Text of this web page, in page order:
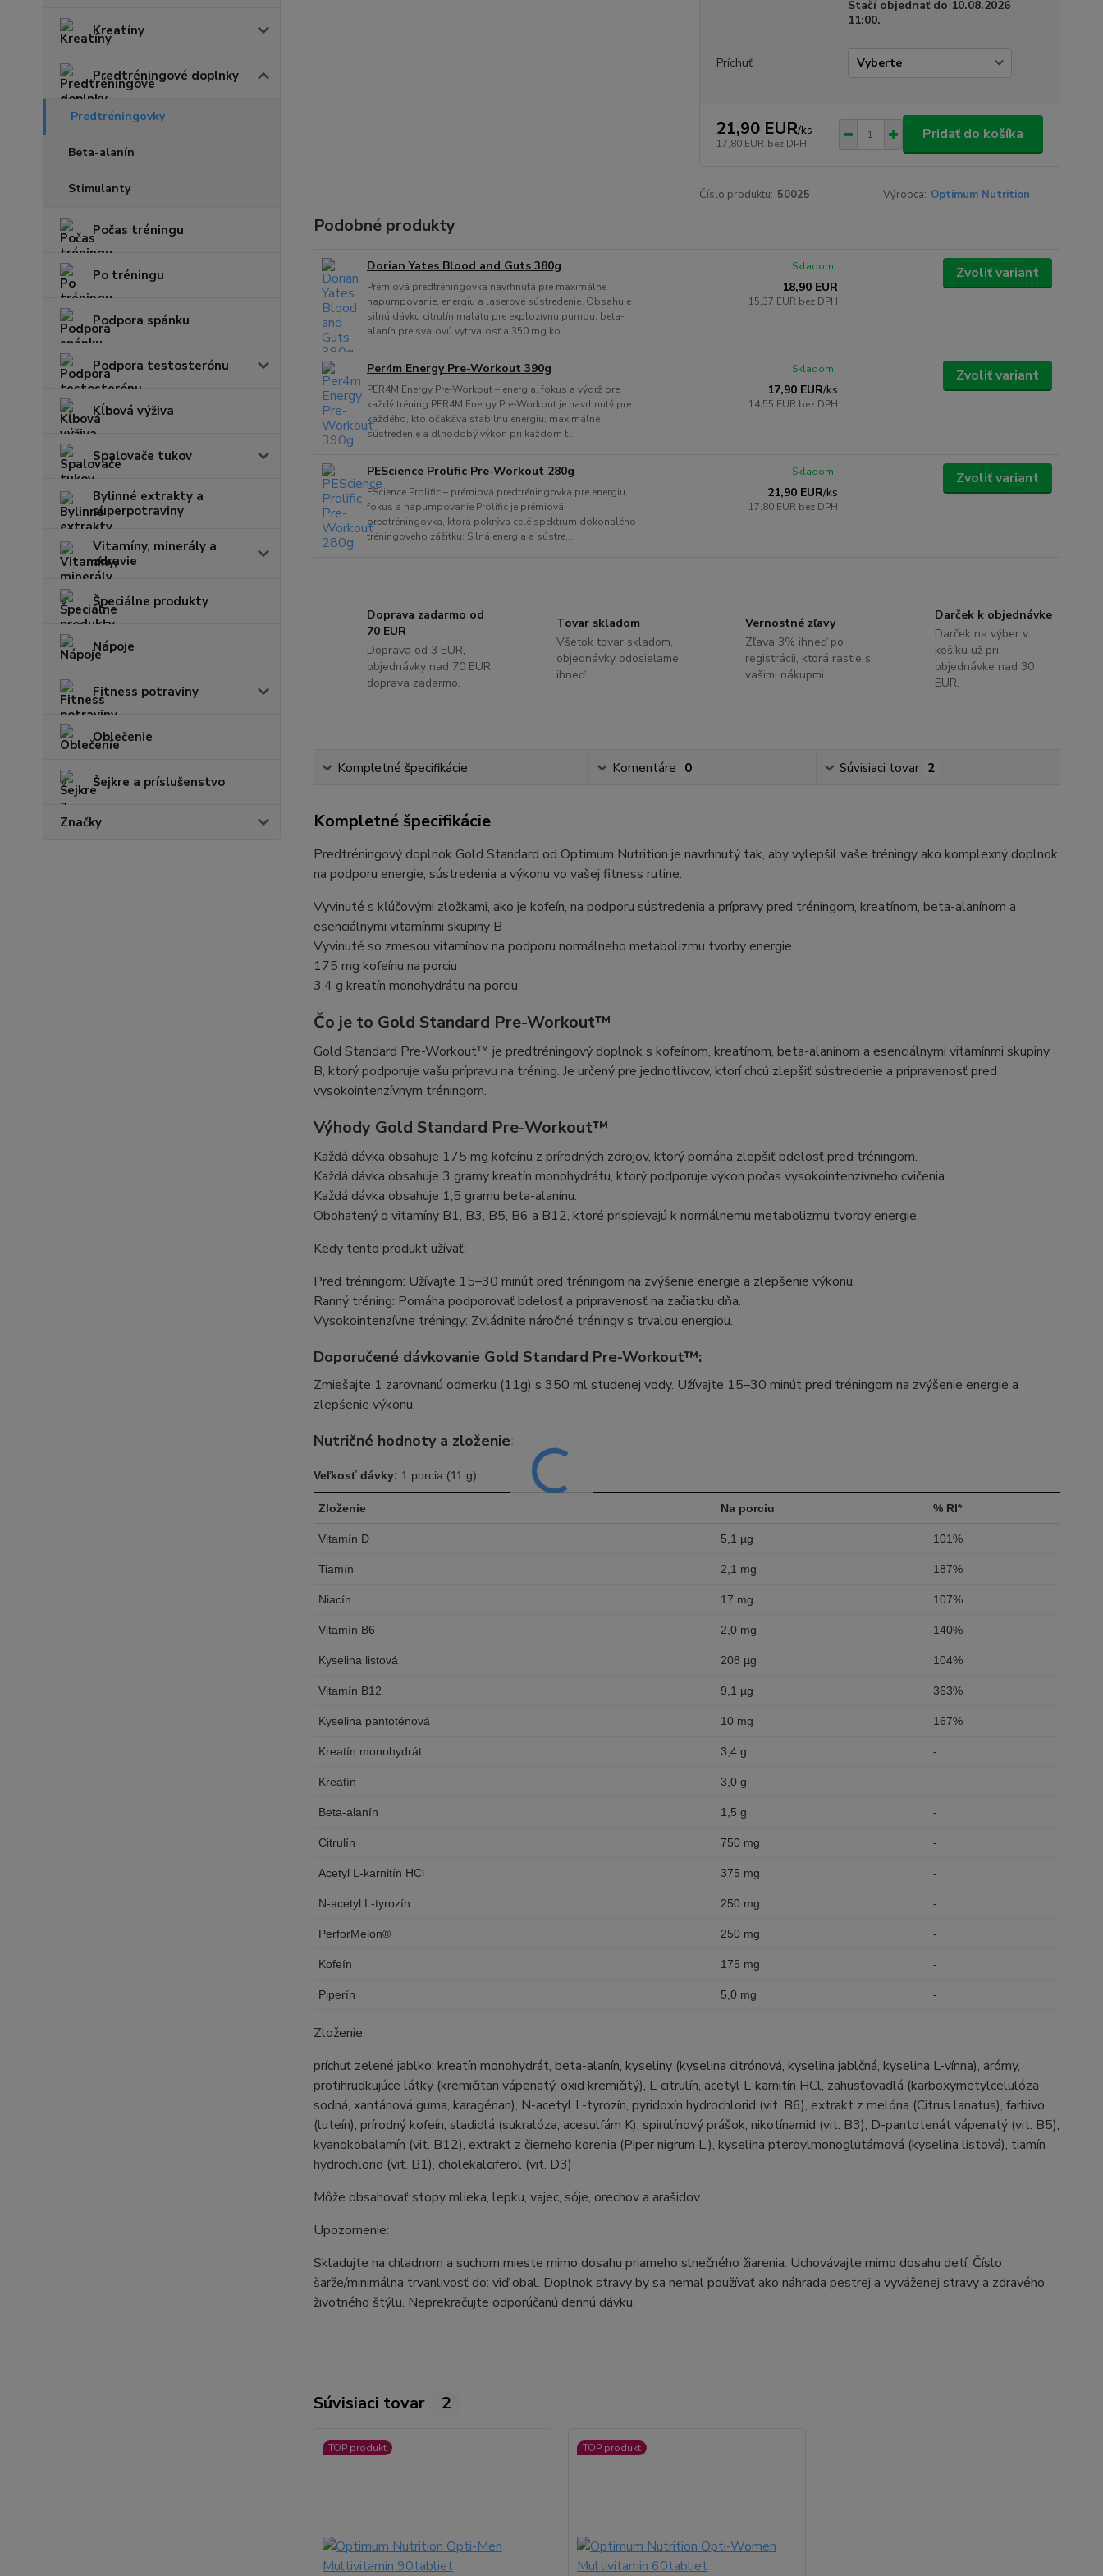
Kreatíny
Predtréningové doplnky
Predtréningovky
Beta-alanín
Stimulanty
Počas tréningu
Po tréningu
Podpora spánku
Podpora testosterónu
Kĺbová výživa
Spalovače tukov
Bylinné extrakty a
superpotraviny
Vitamíny, minerály a
zdravie
Špeciálne produkty
Nápoje
Fitness potraviny
Oblečenie
Šejkre a príslušenstvo
Značky
Stačí objednať do 10.08.2026
11:00.
Príchuť
21,90 EUR/ks
17,80 EUR bez DPH
Pridať do košíka
Číslo produktu: 50025 Výrobca: Optimum Nutrition
Podobné produkty
Dorian Yates Blood and Guts 380g
Prémiová predtréningovka navrhnutá pre maximálne
napumpovanie, energiu a laserové sústredenie. Obsahuje
silnú dávku citrulín malátu pre explozívnu pumpu, beta-
alanín pre svalovú vytrvalosť a 350 mg ko...
18,90 EUR
15,37 EUR bez DPH
Skladom Zvoliť variant
Per4m Energy Pre-Workout 390g
PER4M Energy Pre-Workout – energia, fokus a výdrž pre
každý tréning PER4M Energy Pre-Workout je navrhnutý pre
každého, kto očakáva stabilnú energiu, maximálne
sústredenie a dlhodobý výkon pri každom t...
17,90 EUR/ks
14,55 EUR bez DPH
Skladom Zvoliť variant
PEScience Prolific Pre-Workout 280g
EScience Prolific – prémiová predtréningovka pre energiu,
fokus a napumpovanie Prolific je prémiová
predtréningovka, ktorá pokrýva celé spektrum dokonalého
tréningového zážitku: Silná energia a sústre...
21,90 EUR/ks
17,80 EUR bez DPH
Skladom Zvoliť variant
Doprava zadarmo od
70 EUR
Doprava od 3 EUR,
objednávky nad 70 EUR
doprava zadarmo.
Tovar skladom
Všetok tovar skladom,
objednávky odosielame
ihneď.
Vernostné zľavy
Zľava 3% ihneď po
registrácii, ktorá rastie s
vašimi nákupmi.
Darček k objednávke
Darček na výber v
košíku už pri
objednávke nad 30
EUR.
Kompletné špecifikácie Komentáre 0 Súvisiaci tovar 2
Kompletné špecifikácie
Predtréningový doplnok Gold Standard od Optimum Nutrition je navrhnutý tak, aby vylepšil vaše tréningy ako komplexný doplnok
na podporu energie, sústredenia a výkonu vo vašej fitness rutine.
Vyvinuté s kľúčovými zložkami, ako je kofeín, na podporu sústredenia a prípravy pred tréningom, kreatínom, beta-alanínom a
esenciálnymi vitamínmi skupiny B
Vyvinuté so zmesou vitamínov na podporu normálneho metabolizmu tvorby energie
175 mg kofeínu na porciu
3,4 g kreatín monohydrátu na porciu
Čo je to Gold Standard Pre-Workout™
Gold Standard Pre-Workout™ je predtréningový doplnok s kofeínom, kreatínom, beta-alanínom a esenciálnymi vitamínmi skupiny
B, ktorý podporuje vašu prípravu na tréning. Je určený pre jednotlivcov, ktorí chcú zlepšiť sústredenie a pripravenosť pred
vysokointenzívnym tréningom.
Výhody Gold Standard Pre-Workout™
Každá dávka obsahuje 175 mg kofeínu z prírodných zdrojov, ktorý pomáha zlepšiť bdelosť pred tréningom.
Každá dávka obsahuje 3 gramy kreatín monohydrátu, ktorý podporuje výkon počas vysokointenzívneho cvičenia.
Každá dávka obsahuje 1,5 gramu beta-alanínu.
Obohatený o vitamíny B1, B3, B5, B6 a B12, ktoré prispievajú k normálnemu metabolizmu tvorby energie.
Kedy tento produkt užívať:
Pred tréningom: Užívajte 15–30 minút pred tréningom na zvýšenie energie a zlepšenie výkonu.
Ranný tréning: Pomáha podporovať bdelosť a pripravenosť na začiatku dňa.
Vysokointenzívne tréningy: Zvládnite náročné tréningy s trvalou energiou.
Doporučené dávkovanie Gold Standard Pre-Workout™:
Zmiešajte 1 zarovnanú odmerku (11g) s 350 ml studenej vody. Užívajte 15–30 minút pred tréningom na zvýšenie energie a
zlepšenie výkonu.
Nutričné hodnoty a zloženie:
Veľkosť dávky: 1 porcia (11 g)
Zloženie Na porciu % RI*
Vitamín D 5,1 µg 101%
Tiamín 2,1 mg 187%
Niacín 17 mg 107%
Vitamín B6 2,0 mg 140%
Kyselina listová 208 µg 104%
Vitamín B12 9,1 µg 363%
Kyselina pantoténová 10 mg 167%
Kreatín monohydrát 3,4 g -
Kreatín 3,0 g -
Beta-alanín 1,5 g -
Citrulín 750 mg -
Acetyl L-karnitín HCl 375 mg -
N-acetyl L-tyrozín 250 mg -
PerforMelon® 250 mg -
Kofeín 175 mg -
Piperín 5,0 mg -
Zloženie:
príchuť zelené jablko: kreatín monohydrát, beta-alanín, kyseliny (kyselina citrónová, kyselina jablčná, kyselina L-vínna), arómy,
protihrudkujúce látky (kremičitan vápenatý, oxid kremičitý), L-citrulín, acetyl L-karnitín HCl, zahusťovadlá (karboxymetylcelulóza
sodná, xantánová guma, karagénan), N-acetyl L-tyrozín, pyridoxín hydrochlorid (vit. B6), extrakt z melóna (Citrus lanatus), farbivo
(luteín), prírodný kofeín, sladidlá (sukralóza, acesulfám K), spirulínový prášok, nikotínamid (vit. B3), D-pantotenát vápenatý (vit. B5),
kyanokobalamín (vit. B12), extrakt z čierneho korenia (Piper nigrum L.), kyselina pteroylmonoglutámová (kyselina listová), tiamín
hydrochlorid (vit. B1), cholekalciferol (vit. D3)
Môže obsahovať stopy mlieka, lepku, vajec, sóje, orechov a arašidov.
Upozornenie:
Skladujte na chladnom a suchom mieste mimo dosahu priameho slnečného žiarenia. Uchovávajte mimo dosahu detí. Číslo
šarže/minimálna trvanlivosť do: viď obal. Doplnok stravy by sa nemal používať ako náhrada pestrej a vyváženej stravy a zdravého
životného štýlu. Neprekračujte odporúčanú dennú dávku.
Súvisiaci tovar 2
TOP produkt TOP produkt